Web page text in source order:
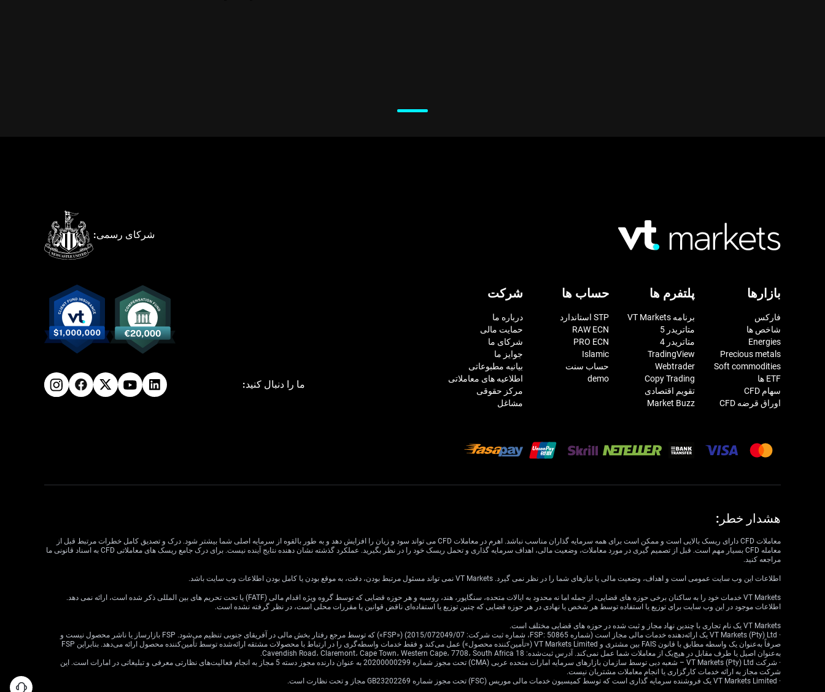
شرکای رسمی:
بازارها
فارکس
شاخص ها
Energies
Precious metals
Soft commodities
ETF ها
سهام CFD
اوراق قرضه CFD
پلتفرم ها
برنامه VT Markets
متاتریدر 5
متاتریدر 4
TradingView
Webtrader
Copy Trading
تقویم اقتصادی
Market Buzz
حساب ها
STP استاندارد
RAW ECN
PRO ECN
Islamic
حساب سنت
demo
شرکت
درباره ما
حمایت مالی
شرکای ما
جوایز ما
بیانیه مطبوعاتی
اطلاعیه های معاملاتی
مرکز حقوقی
مشاغل
ما را دنبال کنید:
هشدار خطر:
معاملات CFD دارای ریسک بالایی است و ممکن است برای همه سرمایه گذاران مناسب نباشد. اهرم در معاملات CFD می تواند سود و زیان را افزایش دهد و به طور بالقوه از سرمایه اصلی شما بیشتر شود. درک و تصدیق کامل خطرات مرتبط قبل از
معامله CFD بسیار مهم است. قبل از تصمیم گیری در مورد معاملات، وضعیت مالی، اهداف سرمایه گذاری و تحمل ریسک خود را در نظر بگیرید. عملکرد گذشته نشان دهنده نتایج آینده نیست. برای درک جامع ریسک های معاملاتی CFD به اسناد قانونی ما
مراجعه کنید.
اطلاعات این وب سایت عمومی است و اهداف، وضعیت مالی یا نیازهای شما را در نظر نمی گیرد. VT Markets نمی تواند مسئول مرتبط بودن، دقت، به موقع بودن یا کامل بودن اطلاعات وب سایت باشد.
VT Markets خدمات خود را به ساکنان برخی حوزه های قضایی، از جمله اما نه محدود به ایالات متحده، سنگاپور، هند، روسیه و هر حوزه قضایی که توسط گروه ویژه اقدام مالی (FATF) یا تحت تحریم های بین المللی ذکر شده است، ارائه نمی دهد.
اطلاعات موجود در این وب سایت برای توزیع یا استفاده توسط هر شخص یا نهادی در هر حوزه قضایی که چنین توزیع یا استفاده‌ای ناقض قوانین یا مقررات محلی است، در نظر گرفته نشده است.
VT Markets یک نام تجاری با چندین نهاد مجاز و ثبت شده در حوزه های قضایی مختلف است.
· VT Markets (Pty) Ltd یک ارائه‌دهنده خدمات مالی مجاز است (شماره FSP: 50865، شماره ثبت شرکت: 2015/072049/07) («FSP») که توسط مرجع رفتار بخش مالی در آفریقای جنوبی تنظیم می‌شود. FSP بازارساز یا ناشر محصول نیست و
صرفاً به‌عنوان یک واسطه مطابق با قانون FAIS بین مشتری و VT Markets Limited («تأمین‌کننده محصول») عمل می‌کند و فقط خدمات واسطه‌گری را در ارتباط با محصولات مشتقه ارائه‌شده توسط تأمین‌کننده محصول ارائه می‌دهد. بنابراین FSP
به‌عنوان اصیل یا طرف مقابل در هیچ‌یک از معاملات شما عمل نمی‌کند. آدرس ثبت‌شده: 18 Cavendish Road، Claremont، Cape Town، Western Cape، 7708، South Africa.
· شرکت VT Markets (Pty) Ltd – شعبه دبی توسط سازمان بازارهای سرمایه امارات متحده عربی (CMA) تحت مجوز شماره 20200000299 به عنوان دارنده مجوز دسته 5 مجاز به انجام فعالیت‌های نظارتی معرفی و تبلیغاتی در امارات است. این
شرکت مجاز به ارائه خدمات کارگزاری یا انجام معاملات مشتریان نیست.
· VT Markets Limited یک فروشنده سرمایه گذاری است که توسط کمیسیون خدمات مالی موریس (FSC) تحت مجوز شماره GB23202269 مجاز و تحت نظارت است.